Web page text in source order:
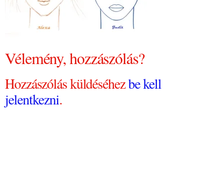
Vélemény, hozzászólás?
Hozzászólás küldéséhezbe kell
jelentkezni.